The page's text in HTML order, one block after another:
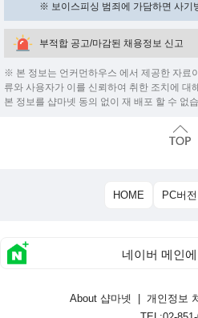
※ 보이스피싱 범죄에 가담하면 사기
부적합 공고/마감된 채용정보 신고
※ 본 정보는 언커먼하우스 에서 제공한 자료
류와 사용자가 이를 신뢰하여 취한 조치에 대
본 정보를 샵마넷 동의 없이 재 배포 할 수 없
HOME PC버전
네이버 메인에
About 샵마넷 개인정보